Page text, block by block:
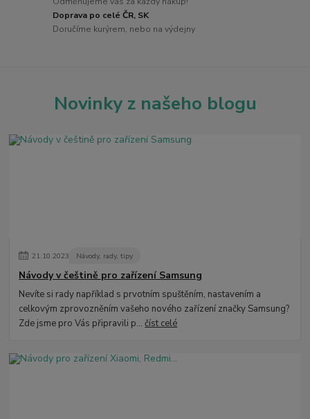
Doprava po celé ČR, SK
Doručíme kurýrem, nebo na výdejny
Novinky z našeho blogu
21.10.2023 Návody, rady, tipy
Návody v češtině pro zařízení Samsung
Nevíte si rady například s prvotním spuštěním, nastavením a
celkovým zprovozněním vašeho nového zařízení značky Samsung?
Zde jsme pro Vás připravili p...číst celé